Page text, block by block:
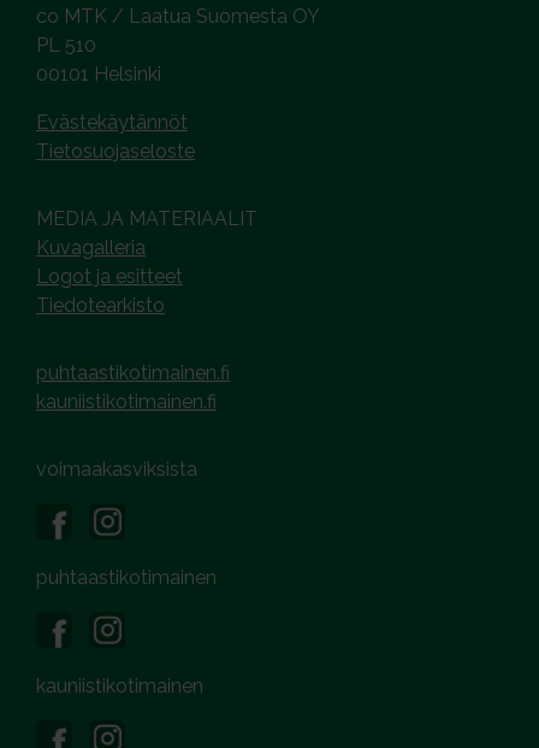
co MTK / Laatua Suomesta OY
PL 510
00101 Helsinki
Evästekäytännöt
Tietosuojaseloste
MEDIA JA MATERIAALIT
Kuvagalleria
Logot ja esitteet
Tiedotearkisto
puhtaastikotimainen.fi
kauniistikotimainen.fi
voimaakasviksista
puhtaastikotimainen
kauniistikotimainen